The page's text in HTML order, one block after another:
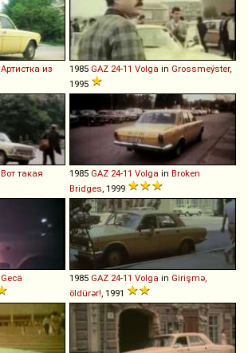
Артистка из
1985 GAZ 24-11 Volga in Grossmeýster,
1995
Вот такая
1985 GAZ 24-11 Volga in Broken
Bridges, 1999
Gecä
1985 GAZ 24-11 Volga in Girişmə,
öldürər!, 1991